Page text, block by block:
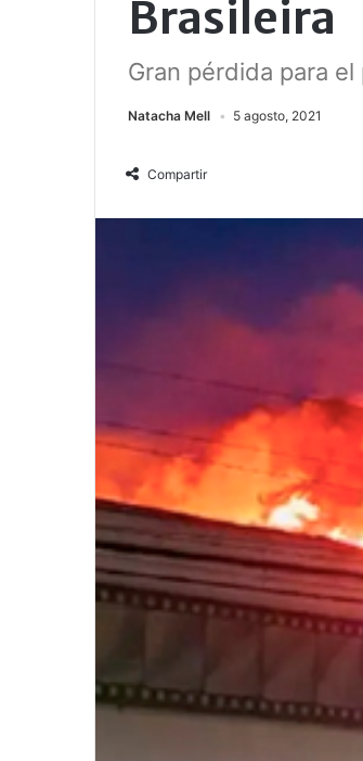
Brasileira
Gran pérdida para
Natacha Mell 5 agosto, 2021
Compartir